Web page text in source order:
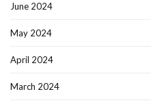
June 2024
May 2024
April 2024
March 2024